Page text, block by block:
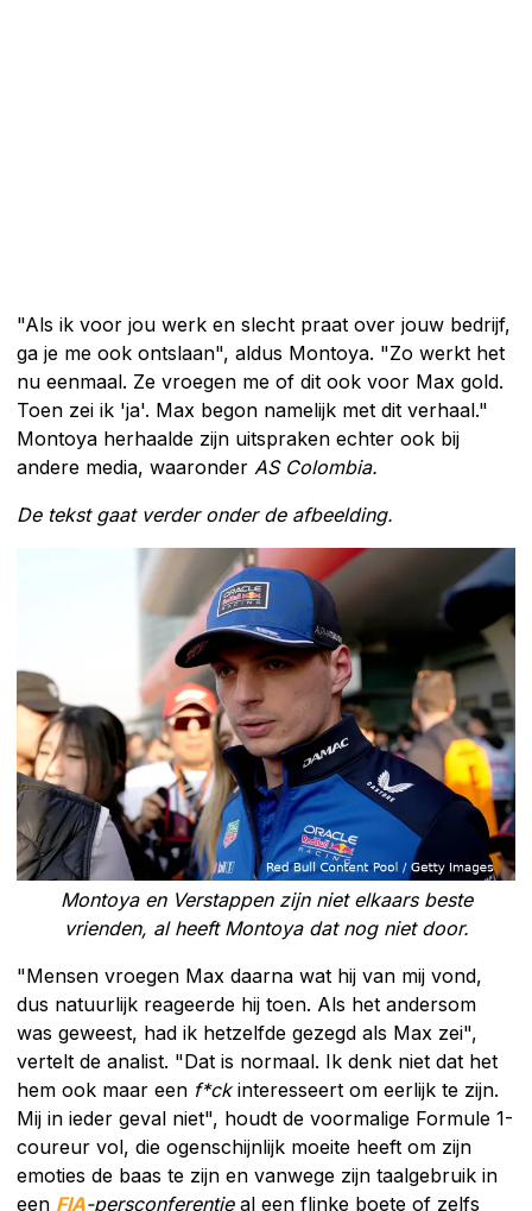
"Als ik voor jou werk en slecht praat over jouw bedrijf,
ga je me ook ontslaan", aldus Montoya. "Zo werkt het
nu eenmaal. Ze vroegen me of dit ook voor Max gold.
Toen zei ik 'ja'. Max begon namelijk met dit verhaal."
Montoya herhaalde zijn uitspraken echter ook bij
andere media, waaronder AS Colombia.
De tekst gaat verder onder de afbeelding.
Montoya en Verstappen zijn niet elkaars beste
vrienden, al heeft Montoya dat nog niet door.
"Mensen vroegen Max daarna wat hij van mij vond,
dus natuurlijk reageerde hij toen. Als het andersom
was geweest, had ik hetzelfde gezegd als Max zei",
vertelt de analist. "Dat is normaal. Ik denk niet dat het
hem ook maar een f*ckinteresseert om eerlijk te zijn.
Mij in ieder geval niet", houdt de voormalige Formule 1-
coureur vol, die ogenschijnlijk moeite heeft om zijn
emoties de baas te zijn en vanwege zijn taalgebruik in
een FIA-persconferentieal een flinke boete of zelfs